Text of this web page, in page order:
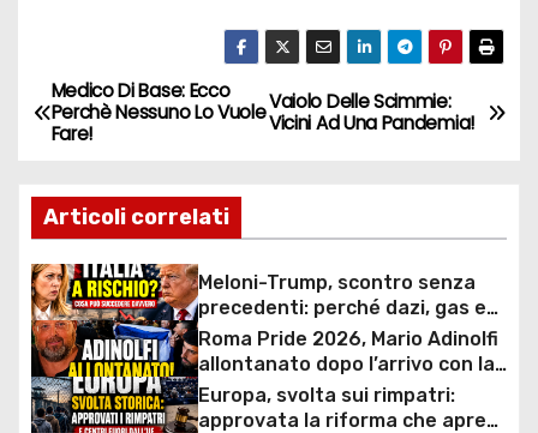
N
a
v
i
g
a
z
Vaiolo Delle Scimmie:
Vicini Ad Una Pandemia!
Medico Di Base: Ecco
Perchè Nessuno Lo Vuole
Fare!
Articoli correlati
Meloni-Trump, scontro senza
precedenti: perché dazi, gas e
rapporti diplomatici possono
costare caro all’Italia
Roma Pride 2026, Mario Adinolfi
allontanato dopo l’arrivo con la
bandiera di Israele: scontro
politico e polemiche sui diritti
Europa, svolta sui rimpatri:
approvata la riforma che apre